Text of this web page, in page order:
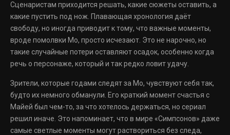
Сценаристам приходится решать, какие сюжеты оставить, а
какие пустить под нож. Плавающая хронология даёт
свободу, но иногда приводит к тому, что важные моменты,
вроде помолвки Мо, просто исчезают. Это не нарочно, но
такие случайные потери оставляют осадок, особенно когда
речь о персонаже, который и так редко ловит удачу.
Зрители, которые годами следят за Мо, чувствуют себя так,
будто их немного обманули. Его краткий момент счастья с
Майей был чем-то, за что хотелось держаться, но сериал
решил иначе. Это напоминает, что в мире «Симпсонов» даже
самые светлые моменты могут раствориться без следа,